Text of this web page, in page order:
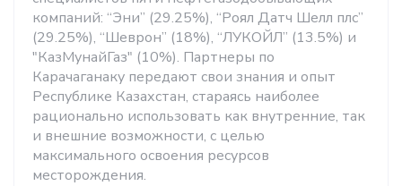
компаний: “Эни” (29.25%), “Роял Датч Шелл плс”
(29.25%), “Шеврон” (18%), “ЛУКОЙЛ” (13.5%) и
"КазМунайГаз" (10%). Партнеры по
Карачаганаку передают свои знания и опыт
Республике Казахстан, стараясь наиболее
рационально использовать как внутренние, так
и внешние возможности, с целью
максимального освоения ресурсов
месторождения.